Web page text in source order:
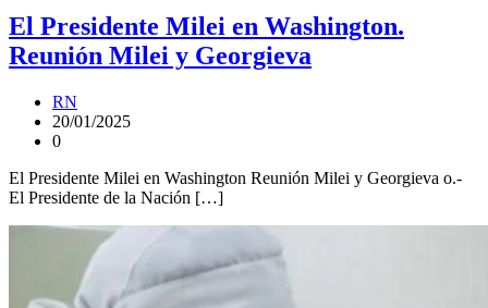
El Presidente Milei en Washington.
Reunión Milei y Georgieva
RN
20/01/2025
0
El Presidente Milei en Washington Reunión Milei y Georgieva o.-
El Presidente de la Nación […]